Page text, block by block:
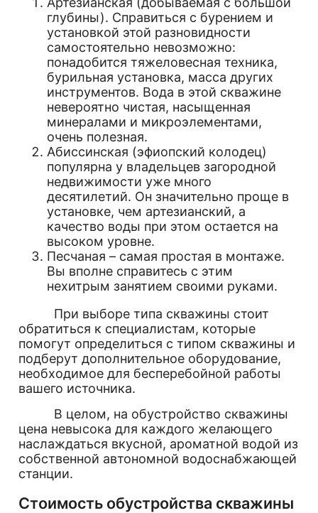
глубины). Справиться с бурением и
установкой этой разновидности
самостоятельно невозможно:
понадобится тяжеловесная техника,
бурильная установка, масса других
инструментов. Вода в этой скважине
невероятно чистая, насыщенная
минералами и микроэлементами,
очень полезная.
Абиссинская (эфиопский колодец)
популярна у владельцев загородной
недвижимости уже много
десятилетий. Он значительно проще в
установке, чем артезианский, а
качество воды при этом остается на
высоком уровне.
Песчаная – самая простая в монтаже.
Вы вполне справитесь с этим
нехитрым занятием своими руками.
При выборе типа скважины стоит
обратиться к специалистам, которые
помогут определиться с типом скважины и
подберут дополнительное оборудование,
необходимое для бесперебойной работы
вашего источника.
В целом, на обустройство скважины
цена невысока для каждого желающего
наслаждаться вкусной, ароматной водой из
собственной автономной водоснабжающей
станции.
Стоимость обустройства скважины